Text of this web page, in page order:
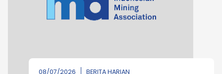
08/07/2026 BERITA HARIAN